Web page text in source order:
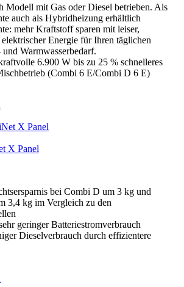
Modell mit Gas oder Diesel betrieben. Als
auch als Hybridheizung erhältlich
mehr Kraftstoff sparen mit leiser,
Energie für Ihren täglichen
Warmwasserbedarf.
6.900 W bis zu 25 % schnelleres
(Combi 6 E/Combi D 6 E)
X Panel
bei Combi D um 3 kg und
3,4 kg im Vergleich zu den
geringer Batteriestromverbrauch
Dieselverbrauch durch effizientere